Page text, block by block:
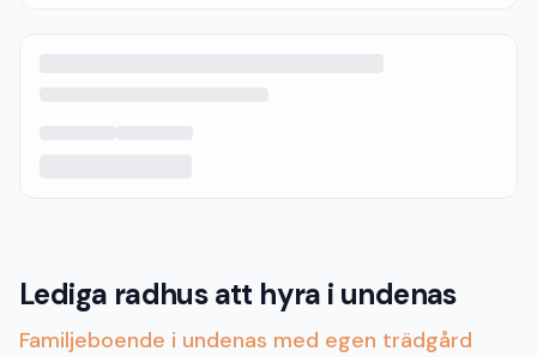
Lediga radhus att hyra i undenas
Familjeboende i undenas med egen trädgård